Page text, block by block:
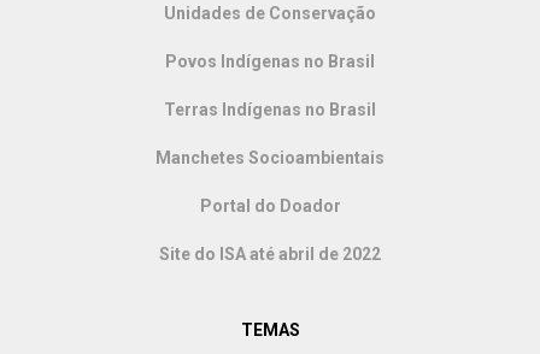
Unidades de Conservação
Povos Indígenas no Brasil
Terras Indígenas no Brasil
Manchetes Socioambientais
Portal do Doador
Site do ISA até abril de 2022
TEMAS